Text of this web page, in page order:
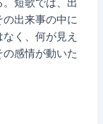
短歌では、出
出来事の中に
く、何が見え
感情が動いた